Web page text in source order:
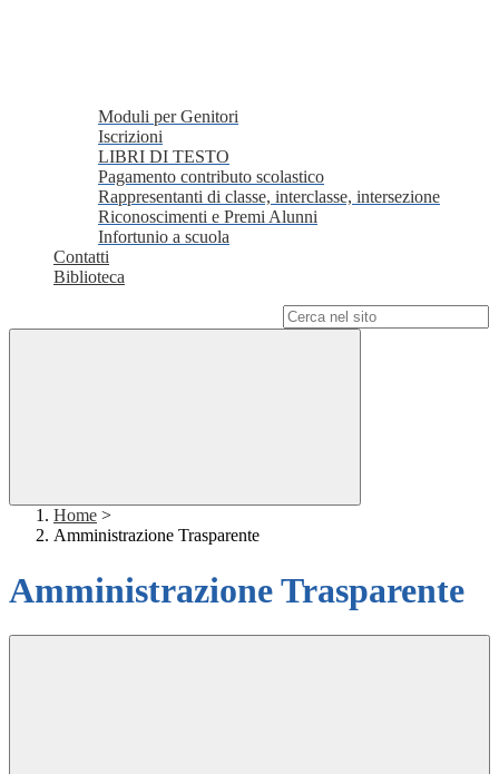
Moduli per Genitori
Iscrizioni
LIBRI DI TESTO
Pagamento contributo scolastico
Rappresentanti di classe, interclasse, intersezione
Riconoscimenti e Premi Alunni
Infortunio a scuola
Contatti
Biblioteca
Home >
Amministrazione Trasparente
Amministrazione Trasparente